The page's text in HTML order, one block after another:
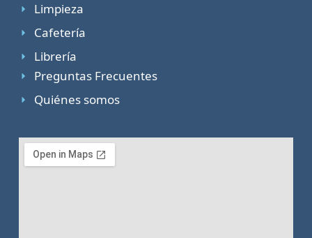
Limpieza
Cafetería
Librería
Preguntas Frecuentes
Quiénes somos